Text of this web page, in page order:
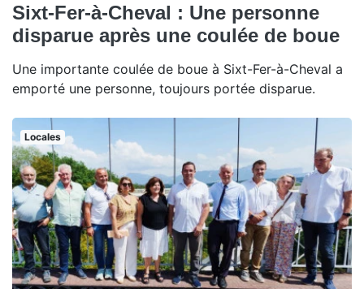
Sixt-Fer-à-Cheval : Une personne
disparue après une coulée de boue
Une importante coulée de boue à Sixt-Fer-à-Cheval a
emporté une personne, toujours portée disparue.
Locales